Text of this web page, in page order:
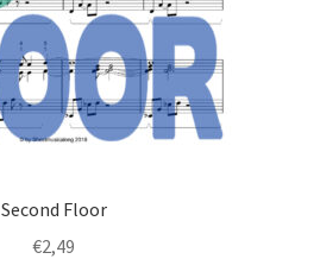
Second Floor
€2,49